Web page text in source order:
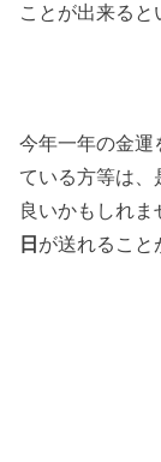
ことが出来ると
今年一年の金運
ている方等は、
良いかもしれ
日が送れること